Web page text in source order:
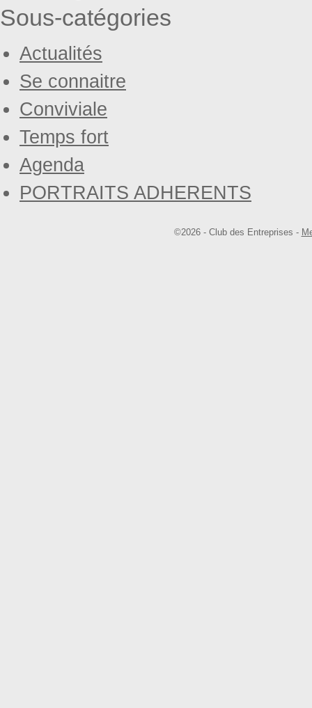
Sous-catégories
Actualités
Se connaitre
Conviviale
Temps fort
Agenda
PORTRAITS ADHERENTS
©2026 - Club des Entreprises -